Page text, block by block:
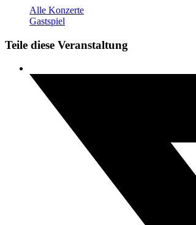
Alle Konzerte
Gastspiel
Teile diese Veranstaltung